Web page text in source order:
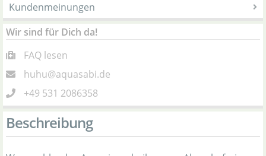
Kundenmeinungen
Wir sind für Dich da!
FAQ lesen
huhu@aquasabi.de
+49 531 2086358
Beschreibung